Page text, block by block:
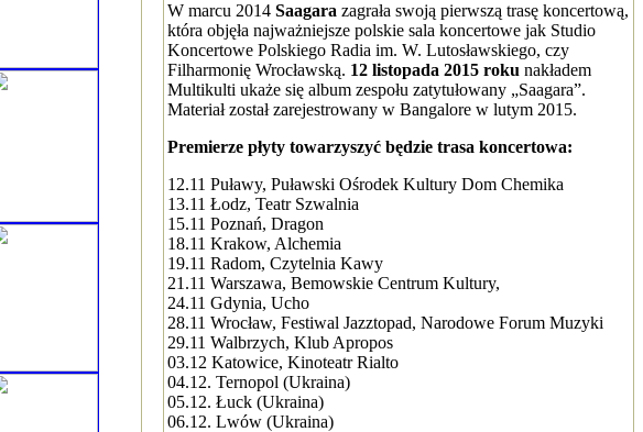
W marcu 2014 Saagara zagrała swoją pierwszą trasę koncertową,
która objęła najważniejsze polskie sala koncertowe jak Studio
Koncertowe Polskiego Radia im. W. Lutosławskiego, czy
Filharmonię Wrocławską. 12 listopada 2015 roku nakładem
Multikulti ukaże się album zespołu zatytułowany „Saagara”.
Materiał został zarejestrowany w Bangalore w lutym 2015.
Premierze płyty towarzyszyć będzie trasa koncertowa:
12.11 Puławy, Puławski Ośrodek Kultury Dom Chemika
13.11 Łodz, Teatr Szwalnia
15.11 Poznań, Dragon
18.11 Krakow, Alchemia
19.11 Radom, Czytelnia Kawy
21.11 Warszawa, Bemowskie Centrum Kultury,
24.11 Gdynia, Ucho
28.11 Wrocław, Festiwal Jazztopad, Narodowe Forum Muzyki
29.11 Walbrzych, Klub Apropos
03.12 Katowice, Kinoteatr Rialto
04.12. Ternopol (Ukraina)
05.12. Łuck (Ukraina)
06.12. Lwów (Ukraina)